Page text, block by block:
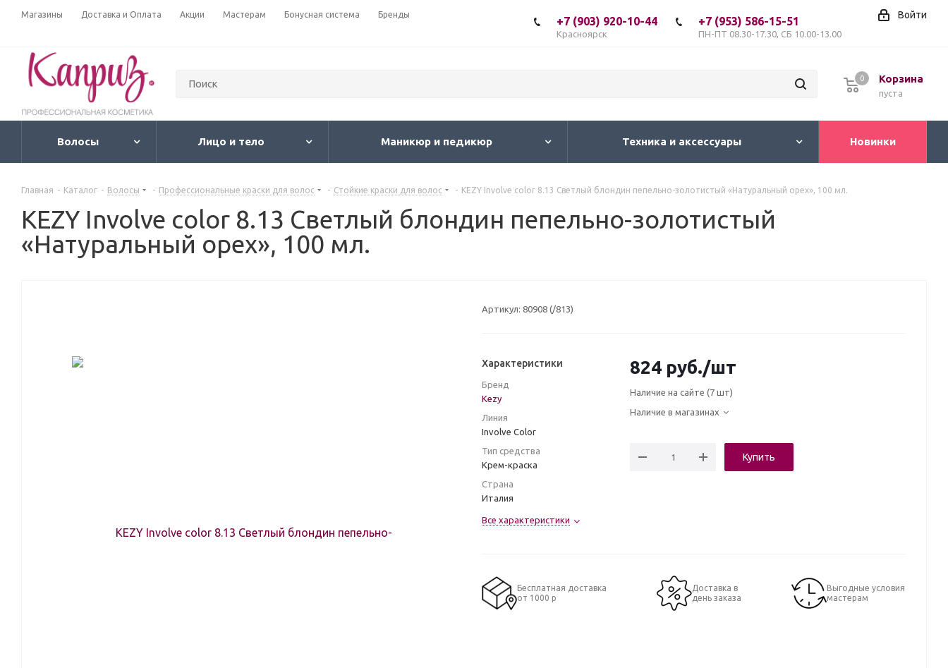
Магазины Доставка и Оплата Акции Мастерам Бонусная система Бренды Войти
+7 (903) 920-10-44
Красноярск
+7 (953) 586-15-51
ПН-ПТ 08.30-17.30, СБ 10.00-13.00
Корзина
пуста
0
Волосы Лицо и тело Маникюр и педикюр Техника и аксессуары Новинки
Главная - Каталог - Волосы - Профессиональные краски для волос - Стойкие краски для волос - KEZY Involve color 8.13 Светлый блондин пепельно-золотистый «Натуральный орех», 100 мл.
KEZY Involve color 8.13 Светлый блондин пепельно-золотистый
«Натуральный орех», 100 мл.
Артикул: 80908 (/813)
Характеристики
Бренд
Kezy
Линия
Involve Color
Тип средства
Крем-краска
Страна
Италия
Все характеристики
824 руб./шт
Наличие на сайте (7 шт)
Наличие в магазинах
Купить
Бесплатная доставка
от 1000 р
Доставка в
день заказа
Выгодные условия
мастерам